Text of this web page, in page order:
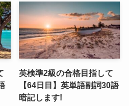
英検準2級の合格目指して
【64日目】英単語副詞30語
暗記します!